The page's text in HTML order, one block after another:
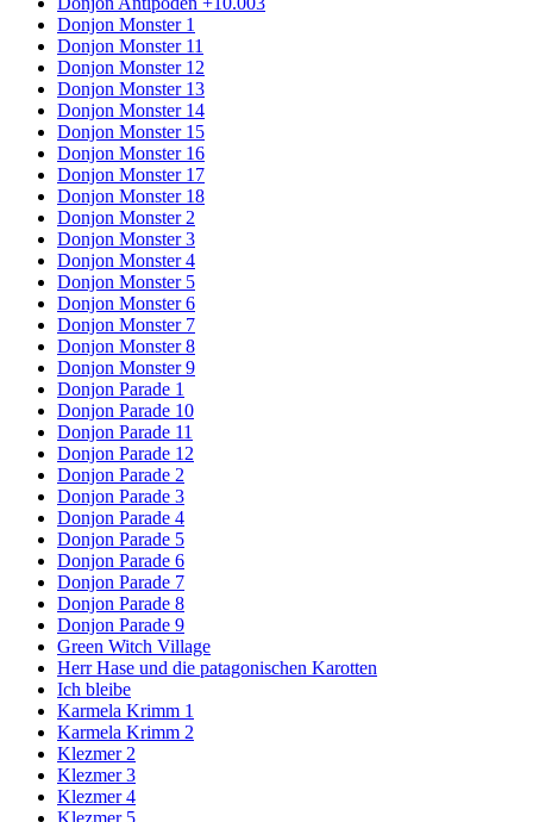
Donjon Monster 1
Donjon Monster 11
Donjon Monster 12
Donjon Monster 13
Donjon Monster 14
Donjon Monster 15
Donjon Monster 16
Donjon Monster 17
Donjon Monster 18
Donjon Monster 2
Donjon Monster 3
Donjon Monster 4
Donjon Monster 5
Donjon Monster 6
Donjon Monster 7
Donjon Monster 8
Donjon Monster 9
Donjon Parade 1
Donjon Parade 10
Donjon Parade 11
Donjon Parade 12
Donjon Parade 2
Donjon Parade 3
Donjon Parade 4
Donjon Parade 5
Donjon Parade 6
Donjon Parade 7
Donjon Parade 8
Donjon Parade 9
Green Witch Village
Herr Hase und die patagonischen Karotten
Ich bleibe
Karmela Krimm 1
Karmela Krimm 2
Klezmer 2
Klezmer 3
Klezmer 4
Klezmer 5